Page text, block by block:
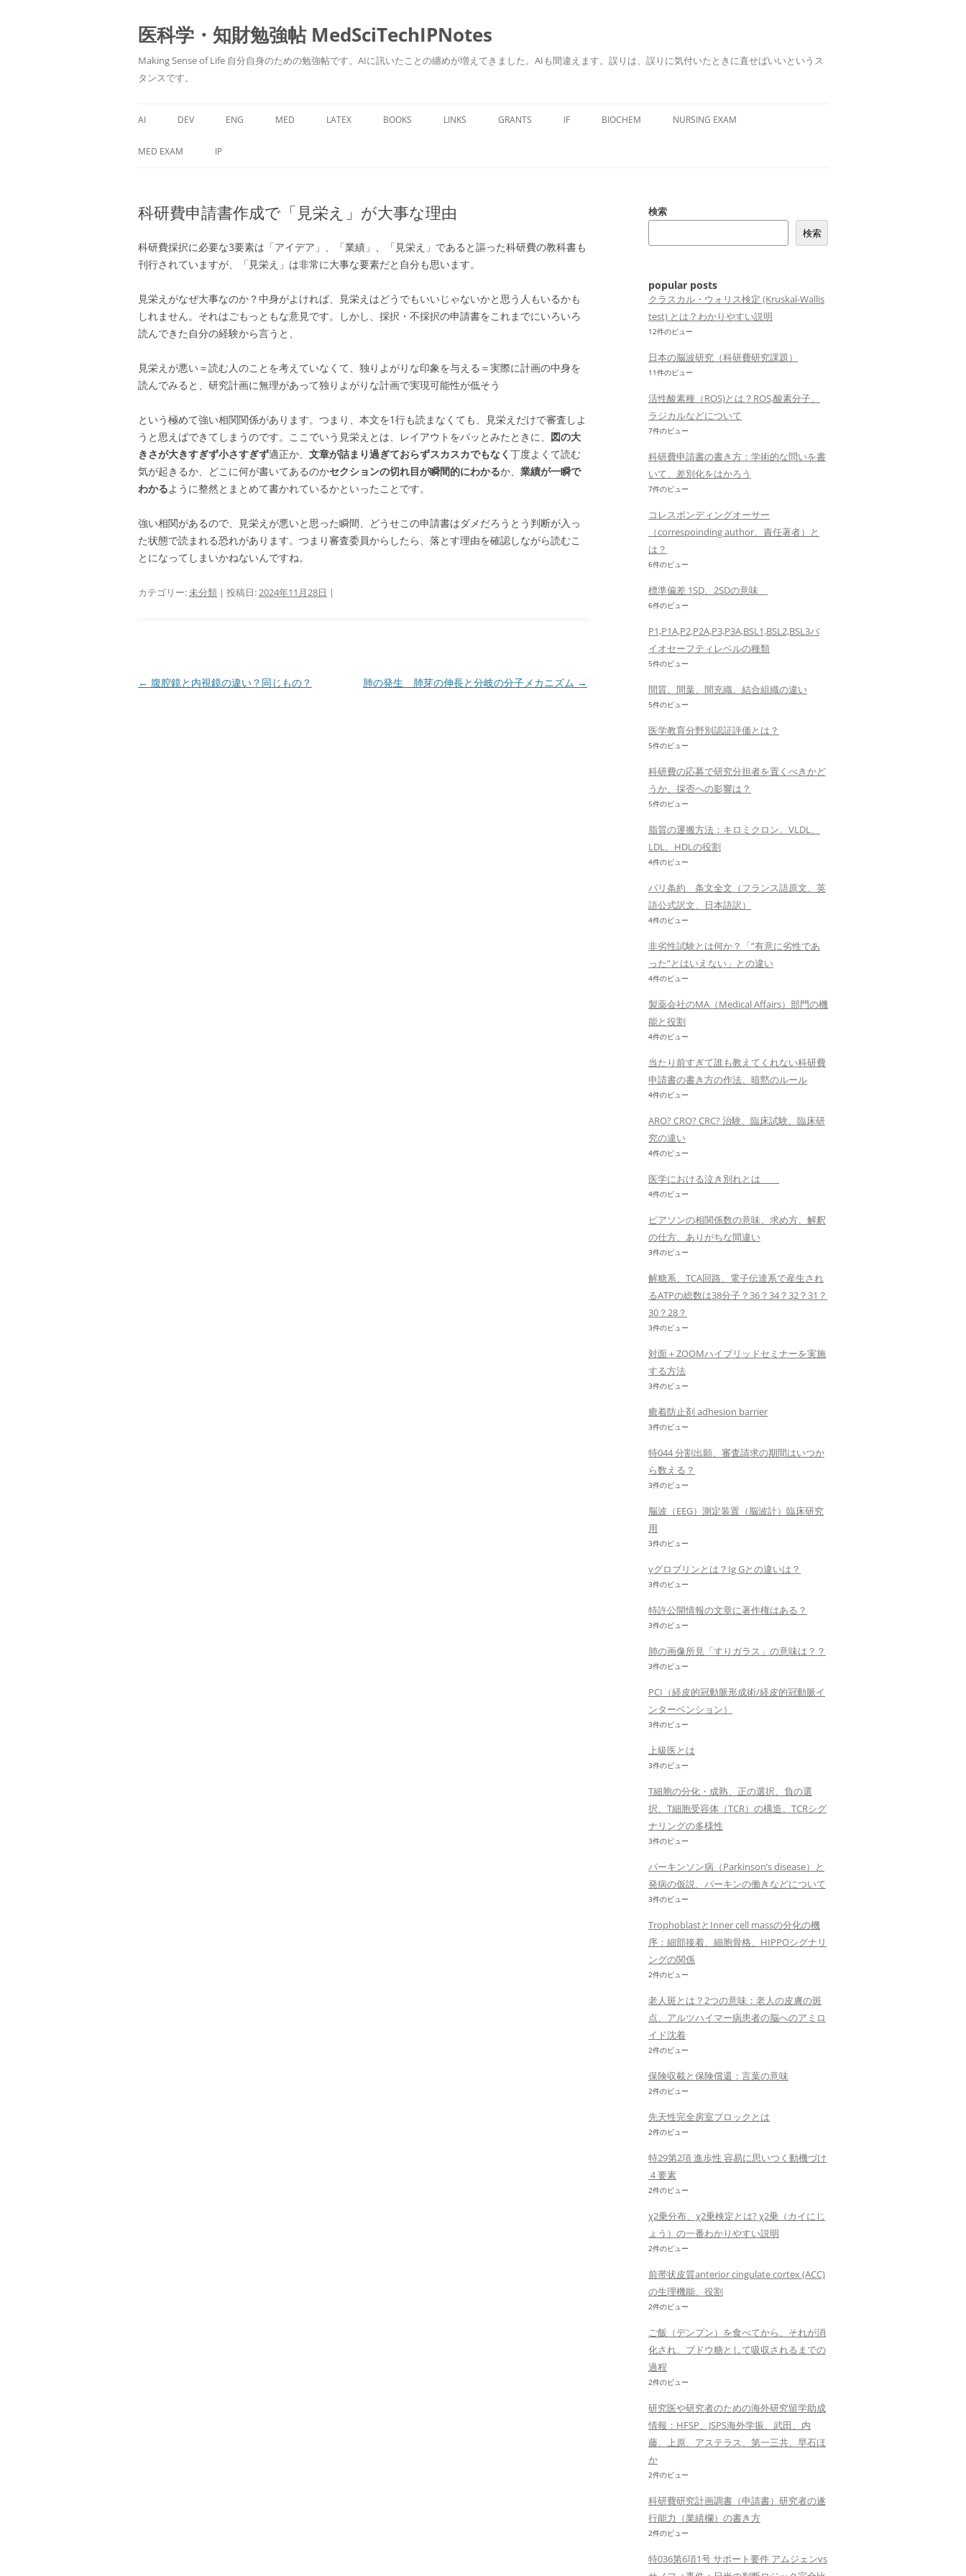
医科学・知財勉強帖 MedSciTechIPNotes
Making Sense of Life 自分自身のための勉強帖です。AIに訊いたことの纏めが増えてきました。AIも間違えます。誤りは、誤りに気付いたときに直せばいいというス
タンスです。
AI DEV ENG MED LATEX BOOKS LINKS GRANTS IF BIOCHEM NURSING EXAM
MED EXAM IP
科研費申請書作成で「見栄え」が大事な理由
科研費採択に必要な3要素は「アイデア」、「業績」、「見栄え」であると謳った科研費の教科書も
刊行されていますが、「見栄え」は非常に大事な要素だと自分も思います。
見栄えがなぜ大事なのか？中身がよければ、見栄えはどうでもいいじゃないかと思う人もいるかも
しれません。それはごもっともな意見です。しかし、採択・不採択の申請書をこれまでにいろいろ
読んできた自分の経験から言うと、
見栄えが悪い＝読む人のことを考えていなくて、独りよがりな印象を与える＝実際に計画の中身を
読んでみると、研究計画に無理があって独りよがりな計画で実現可能性が低そう
という極めて強い相関関係があります。つまり、本文を1行も読まなくても、見栄えだけで審査しよ
うと思えばできてしまうのです。ここでいう見栄えとは、レイアウトをパッとみたときに、 図の大
きさが大きすぎず小さすぎず適正か、 文章が詰まり過ぎておらずスカスカでもなく 丁度よくて読む
気が起きるか、どこに何が書いてあるのかセクションの切れ目が瞬間的にわかるか、 業績が一瞬で
わかるように整然とまとめて書かれているかといったことです。
強い相関があるので、見栄えが悪いと思った瞬間、どうせこの申請書はダメだろうとう判断が入っ
た状態で読まれる恐れがあります。つまり審査委員からしたら、落とす理由を確認しながら読むこ
とになってしまいかねないんですね。
カテゴリー:未分類 | 投稿日:2024年11月28日 |
投
← 腹腔鏡と内視鏡の違い？同じもの？ 肺の発生 肺芽の伸長と分岐の分子メカニズム →
検索
検索
popular posts
クラスカル・ウォリス検定 (Kruskal-Wallis
test) とは？わかりやすい説明
12件のビュー
日本の脳波研究（科研費研究課題）
11件のビュー
活性酸素種（ROS)とは？ROS,酸素分子、
ラジカルなどについて
7件のビュー
科研費申請書の書き方：学術的な問いを書
いて、差別化をはかろう
7件のビュー
コレスポンディングオーサー
（correspoinding author、責任著者）と
は？
6件のビュー
標準偏差 1SD、2SDの意味
6件のビュー
P1,P1A,P2,P2A,P3,P3A,BSL1,BSL2,BSL3バ
イオセーフティレベルの種類
5件のビュー
間質、間葉、間充織、結合組織の違い
5件のビュー
医学教育分野別認証評価とは？
5件のビュー
科研費の応募で研究分担者を置くべきかど
うか、採否への影響は？
5件のビュー
脂質の運搬方法：キロミクロン、VLDL、
LDL、HDLの役割
4件のビュー
パリ条約 条文全文（フランス語原文、英
語公式訳文、日本語訳）
4件のビュー
非劣性試験とは何か？「”有意に劣性であ
った”とはいえない」との違い
4件のビュー
製薬会社のMA（Medical Affairs）部門の機
能と役割
4件のビュー
当たり前すぎて誰も教えてくれない科研費
申請書の書き方の作法、暗黙のルール
4件のビュー
ARO? CRO? CRC? 治験、臨床試験、臨床研
究の違い
4件のビュー
医学における泣き別れとは
4件のビュー
ピアソンの相関係数の意味、求め方、解釈
の仕方、ありがちな間違い
3件のビュー
解糖系、TCA回路、電子伝達系で産生され
るATPの総数は38分子？36？34？32？31？
30？28？
3件のビュー
対面＋ZOOMハイブリッドセミナーを実施
する方法
3件のビュー
癒着防止剤 adhesion barrier
3件のビュー
特044 分割出願、審査請求の期間はいつか
ら数える？
3件のビュー
脳波（EEG）測定装置（脳波計）臨床研究
用
3件のビュー
γグロブリンとは？Ig Gとの違いは？
3件のビュー
特許公開情報の文章に著作権はある？
3件のビュー
肺の画像所見「すりガラス」の意味は？？
3件のビュー
PCI（経皮的冠動脈形成術/経皮的冠動脈イ
ンターベンション）
3件のビュー
上級医とは
3件のビュー
T細胞の分化・成熟、正の選択、負の選
択、T細胞受容体（TCR）の構造、TCRシグ
ナリングの多様性
3件のビュー
パーキンソン病（Parkinson’s disease）と
発病の仮説、パーキンの働きなどについて
3件のビュー
TrophoblastとInner cell massの分化の機
序：細部接着、細胞骨格、HIPPOシグナリ
ングの関係
2件のビュー
老人斑とは？2つの意味：老人の皮膚の斑
点、アルツハイマー病患者の脳へのアミロ
イド沈着
2件のビュー
保険収載と保険償還：言葉の意味
2件のビュー
先天性完全房室ブロックとは
2件のビュー
特29第2項 進歩性 容易に思いつく動機づけ
４要素
2件のビュー
χ2乗分布、χ2乗検定とは? χ2乗（カイにじ
ょう）の一番わかりやすい説明
2件のビュー
前帯状皮質anterior cingulate cortex (ACC)
の生理機能、役割
2件のビュー
ご飯（デンプン）を食べてから、それが消
化され、ブドウ糖として吸収されるまでの
過程
2件のビュー
研究医や研究者のための海外研究留学助成
情報：HFSP、JSPS海外学振、武田、内
藤、上原、アステラス、第一三共、早石ほ
か
2件のビュー
科研費研究計画調書（申請書）研究者の遂
行能力（業績欄）の書き方
2件のビュー
特036第6項1号 サポート要件 アムジェンvs